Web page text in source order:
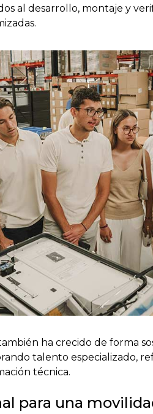
al desarrollo, montaje y
ha crecido de forma
talento especializado,
técnica.
para una